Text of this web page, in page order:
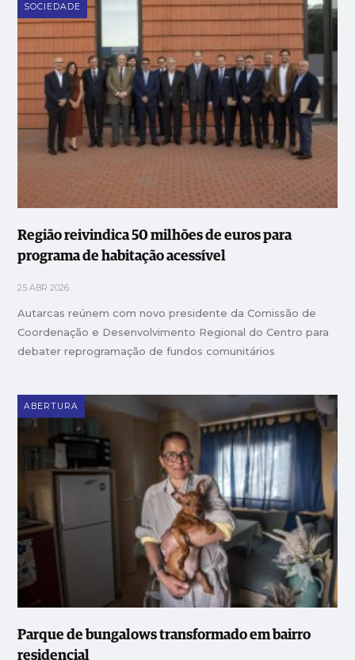
SOCIEDADE
Região reivindica 50 milhões de euros para
programa de habitação acessível
25 ABR 2026
Autarcas reúnem com novo presidente da Comissão de
Coordenação e Desenvolvimento Regional do Centro para
debater reprogramação de fundos comunitários
ABERTURA
Parque de bungalows transformado em bairro
residencial